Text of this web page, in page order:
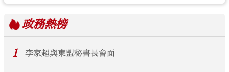
政務熱榜
1 李家超與東盟秘書長會面